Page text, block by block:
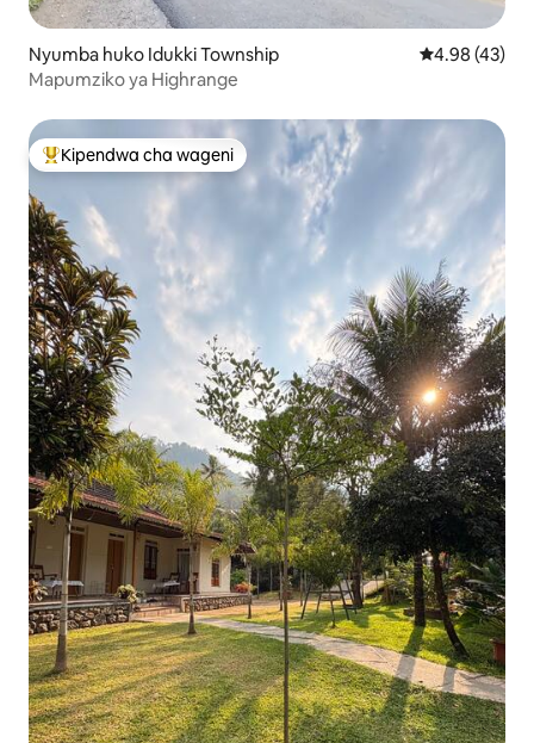
Nyumba huko Idukki Township Ukadiriaji wa
4.98 (43)
Mapumziko ya Highrange
Kipendwa maarufu cha wageni
Kipendwa cha wageni